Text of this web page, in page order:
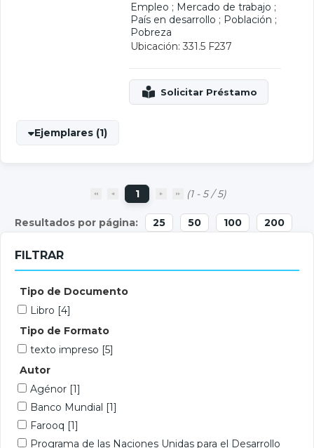
Empleo ; Mercado de trabajo ;
País en desarrollo ; Población ;
Pobreza
Ubicación: 331.5 F237
Ejemplares (1)
1 (1 - 5 / 5)
25 50 100 200
FILTRAR
Tipo de Documento
Libro [4]
Tipo de Formato
texto impreso [5]
Autor
Agénor [1]
Banco Mundial [1]
Farooq [1]
Programa de las Naciones Unidas para el Desarrollo